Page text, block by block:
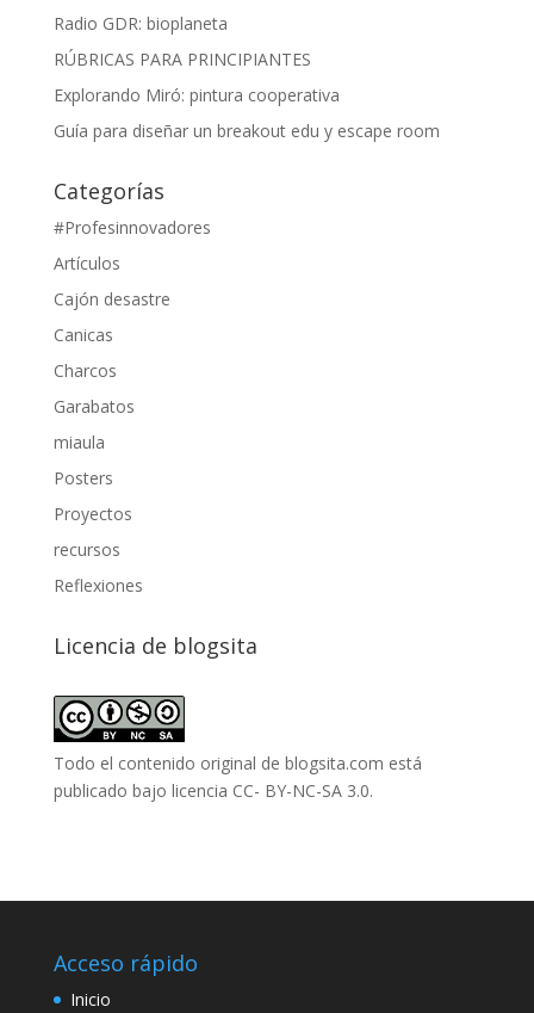
Radio GDR: bioplaneta
RÚBRICAS PARA PRINCIPIANTES
Explorando Miró: pintura cooperativa
Guía para diseñar un breakout edu y escape room
Categorías
#Profesinnovadores
Artículos
Cajón desastre
Canicas
Charcos
Garabatos
miaula
Posters
Proyectos
recursos
Reflexiones
Licencia de blogsita
Todo el contenido original de blogsita.com está
publicado bajo licencia CC- BY-NC-SA 3.0.
Acceso rápido
Inicio